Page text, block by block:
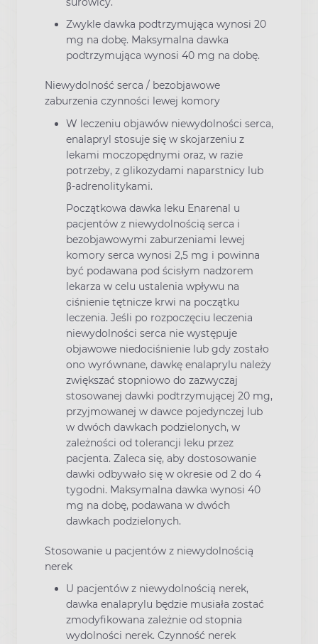
Zwykle dawka podtrzymująca wynosi 20
mg na dobę. Maksymalna dawka
podtrzymująca wynosi 40 mg na dobę.
Niewydolność serca / bezobjawowe
zaburzenia czynności lewej komory
W leczeniu objawów niewydolności serca,
enalapryl stosuje się w skojarzeniu z
lekami moczopędnymi oraz, w razie
potrzeby, z glikozydami naparstnicy lub
β-adrenolitykami.
Początkowa dawka leku Enarenal u
pacjentów z niewydolnością serca i
bezobjawowymi zaburzeniami lewej
komory serca wynosi 2,5 mg i powinna
być podawana pod ścisłym nadzorem
lekarza w celu ustalenia wpływu na
ciśnienie tętnicze krwi na początku
leczenia. Jeśli po rozpoczęciu leczenia
niewydolności serca nie występuje
objawowe niedociśnienie lub gdy zostało
ono wyrównane, dawkę enalaprylu należy
zwiększać stopniowo do zazwyczaj
stosowanej dawki podtrzymującej 20 mg,
przyjmowanej w dawce pojedynczej lub
w dwóch dawkach podzielonych, w
zależności od tolerancji leku przez
pacjenta. Zaleca się, aby dostosowanie
dawki odbywało się w okresie od 2 do 4
tygodni. Maksymalna dawka wynosi 40
mg na dobę, podawana w dwóch
dawkach podzielonych.
Stosowanie u pacjentów z niewydolnością
nerek
U pacjentów z niewydolnością nerek,
dawka enalaprylu będzie musiała zostać
zmodyfikowana zależnie od stopnia
wydolności nerek. Czynność nerek